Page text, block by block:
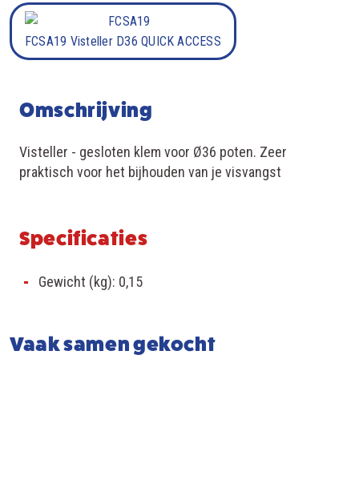
Advertentiecookies
Zorgen ervoor dat we advertenties voor jou
terug
FCSA19 Visteller D36 QUICK ACCESS
Omschrijving
Visteller - gesloten klem voor Ø36 poten. Zeer
praktisch voor het bijhouden van je visvangst
Specificaties
Gewicht (kg): 0,15
Vaak samen gekocht